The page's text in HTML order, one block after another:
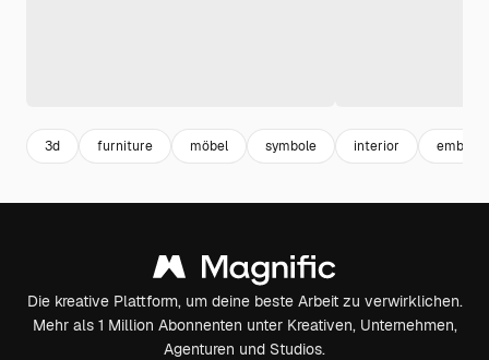
3d furniture möbel symbole interior emblem
Die kreative Plattform, um deine beste Arbeit zu verwirklichen.
Mehr als 1 Million Abonnenten unter Kreativen, Unternehmen,
Agenturen und Studios.